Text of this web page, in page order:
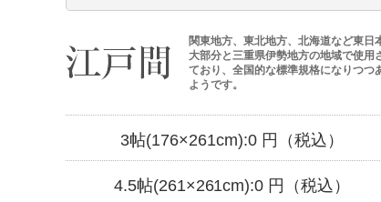
関東地方、東北地方、北海道など東日
大部分と三重県伊勢地方の地域で使用
ており、全国的な標準規格になりつつ
ようです。
3帖(176×261cm):0円（税込）
4.5帖(261×261cm):0 円（税込）